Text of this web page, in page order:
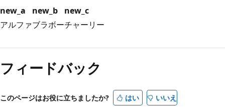
new_a
new_b
new_c
アルファブラボーチャーリー
み
取
モ
フィードバック
このページはお役に立ちましたか? はい いいえ